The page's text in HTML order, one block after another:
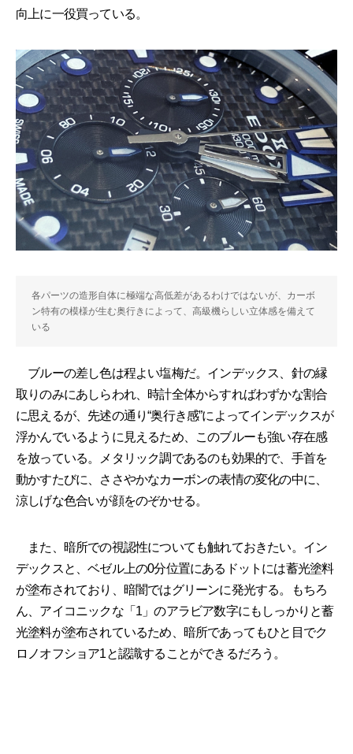
向上に一役買っている。
各パーツの造形自体に極端な高低差があるわけではないが、カーボ
ン特有の模様が生む奥行きによって、高級機らしい立体感を備えて
いる
ブルーの差し色は程よい塩梅だ。インデックス、針の縁
取りのみにあしらわれ、時計全体からすればわずかな割合
に思えるが、先述の通り“奥行き感”によってインデックスが
浮かんでいるように見えるため、このブルーも強い存在感
を放っている。メタリック調であるのも効果的で、手首を
動かすたびに、ささやかなカーボンの表情の変化の中に、
涼しげな色合いが顔をのぞかせる。
また、暗所での視認性についても触れておきたい。イン
デックスと、ベゼル上の0分位置にあるドットには蓄光塗料
が塗布されており、暗闇ではグリーンに発光する。もちろ
ん、アイコニックな「1」のアラビア数字にもしっかりと蓄
光塗料が塗布されているため、暗所であってもひと目でク
ロノオフショア1と認識することができるだろう。